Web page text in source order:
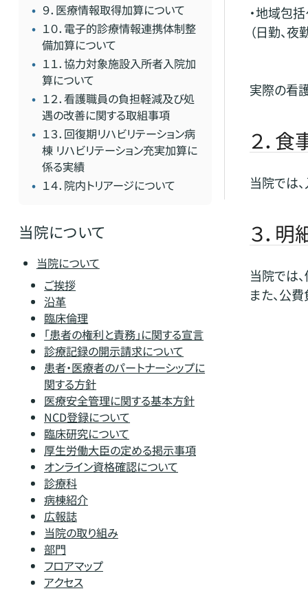
・地域包
（日勤、
実際の看
２．
当院では
３．
当院では
また、公
９．医療情報取得加算について
１０．電子的診療情報連携体制整
備加算について
１１．協力対象施設入所者入院加
算について
１２．看護職員の負担軽減及び処
遇の改善に関する取組事項
１３．回復期リハビリテーション病
棟 リハビリテーション充実加算に
係る実績
１４．院内トリアージについて
当院について
当院について
ご挨拶
沿革
臨床倫理
「患者の権利と責務」に関する宣言
診療記録の開示請求について
患者・医療者のパートナーシップに
関する方針
医療安全管理に関する基本方針
NCD登録について
臨床研究について
厚生労働大臣の定める掲示事項
オンライン資格確認について
診療科
病棟紹介
広報誌
当院の取り組み
部門
フロアマップ
アクセス